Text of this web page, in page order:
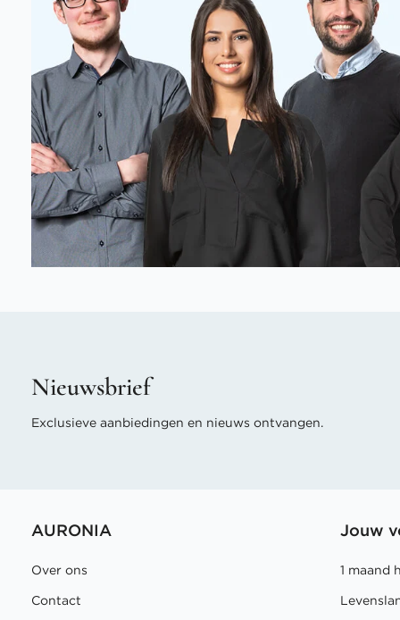
Nieuwsbrief
Exclusieve aanbiedingen en nieuws ontvangen.
AURONIA
Over ons
Contact
Jouw
1 maand